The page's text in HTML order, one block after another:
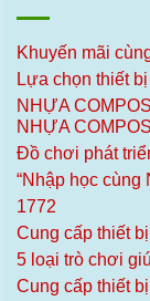
Khuyến mãi
Lựa chọn thiết
NHỰA
NHỰA
Đồ chơi phát
“Nhập học cùng
1772
Cung cấp thiết
5 loại trò chơi
Cung cấp thiết